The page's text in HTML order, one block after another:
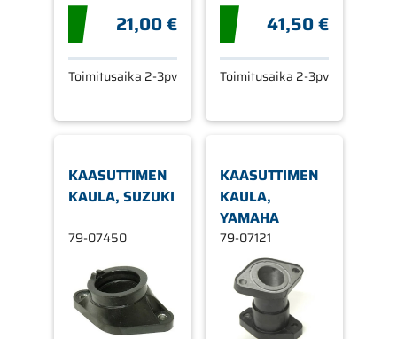
21,00 €
Toimitusaika 2-3pv
41,50 €
Toimitusaika 2-3pv
KAASUTTIMEN
KAULA, SUZUKI
79-07450
KAASUTTIMEN
KAULA,
YAMAHA
79-07121